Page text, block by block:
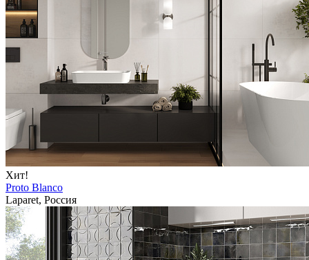
Хит!
Proto Blanco
Laparet, Россия